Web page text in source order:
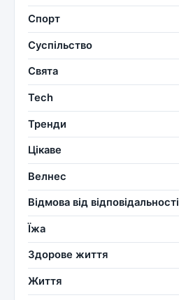
Спорт
Суспільство
Свята
Tech
Тренди
Цікаве
Велнес
Відмова від відповідальності
Їжа
Здорове життя
Життя